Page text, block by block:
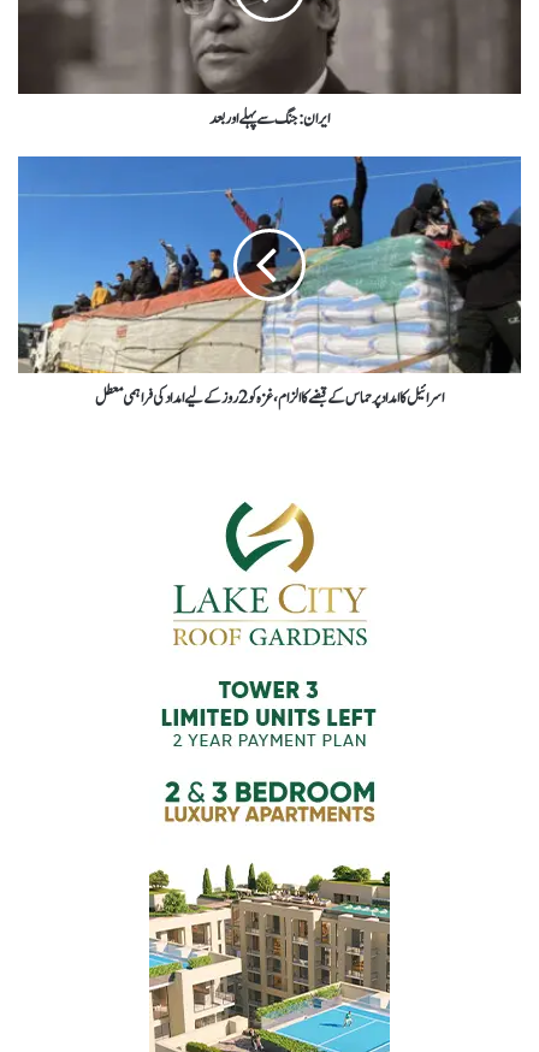
ایران: جنگ سے پہلے اور بعد
اسرائیل کا امداد پر حماس کے قبضے کا الزام، غزہ کو 2 روز کے لیے امداد کی فراہمی معطل